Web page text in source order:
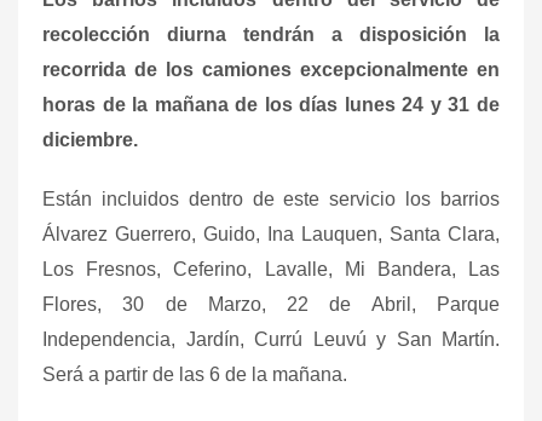
recolección diurna tendrán a disposición la
recorrida de los camiones excepcionalmente en
horas de la mañana de los días lunes 24 y 31 de
diciembre.
Están incluidos dentro de este servicio los barrios
Álvarez Guerrero, Guido, Ina Lauquen, Santa Clara,
Los Fresnos, Ceferino, Lavalle, Mi Bandera, Las
Flores, 30 de Marzo, 22 de Abril, Parque
Independencia, Jardín, Currú Leuvú y San Martín.
Será a partir de las 6 de la mañana.